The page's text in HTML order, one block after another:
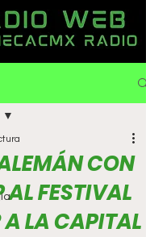
CON
AL FESTIVAL
LA CAPITAL